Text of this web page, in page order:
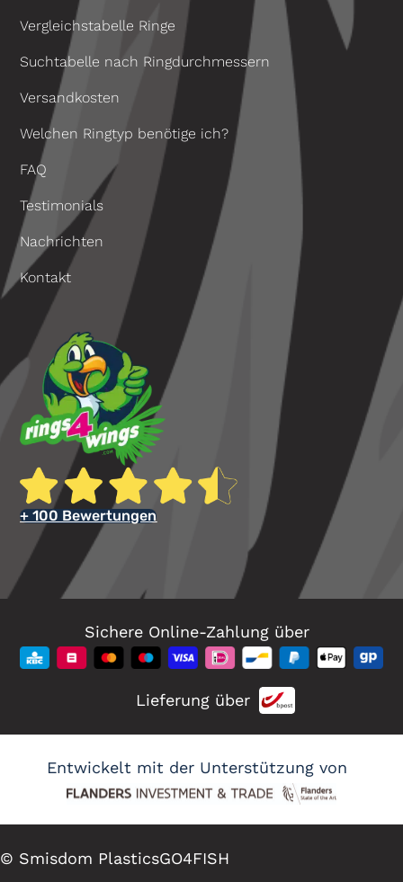
+ 100 Bewertungen
Vergleichstabelle Ringe
Suchtabelle nach Ringdurchmessern
Versandkosten
Welchen Ringtyp benötige ich?
FAQ
Testimonials
Nachrichten
Kontakt
Sichere Online-Zahlung über
Lieferung über
Entwickelt mit der Unterstützung von
© Smisdom PlasticsGO4FISH